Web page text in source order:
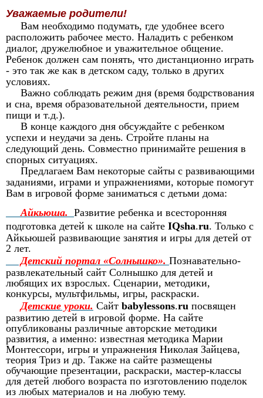
Уважаемые родители!
Вам необходимо подумать, где удобнее всего
расположить рабочее место. Наладить с ребенком
диалог, дружелюбное и уважительное общение.
Ребенок должен сам понять, что дистанционно играть
- это так же как в детском саду, только в других
условиях.
Важно соблюдать режим дня (время бодрствования
и сна, время образовательной деятельности, прием
пищи и т.д.).
В конце каждого дня обсуждайте с ребенком
успехи и неудачи за день. Стройте планы на
следующий день. Совместно принимайте решения в
спорных ситуациях.
Предлагаем Вам некоторые сайты с развивающими
заданиями, играми и упражнениями, которые помогут
Вам в игровой форме заниматься с детьми дома:
Айкьюша. Развитие ребенка и всесторонняя
подготовка детей к школе на сайте IQsha.ru. Только с
Айкьюшей развивающие занятия и игры для детей от
2 лет.
Детский портал «Солнышко». Познавательно-
развлекательный сайт Солнышко для детей и
любящих их взрослых. Сценарии, методики,
конкурсы, мультфильмы, игры, раскраски.
Детские уроки. Сайт babylessons.ru посвящен
развитию детей в игровой форме. На сайте
опубликованы различные авторские методики
развития, а именно: известная методика Марии
Монтессори, игры и упражнения Николая Зайцева,
теория Триз и др. Также на сайте размещены
обучающие презентации, раскраски, мастер-классы
для детей любого возраста по изготовлению поделок
из любых материалов и на любую тему.